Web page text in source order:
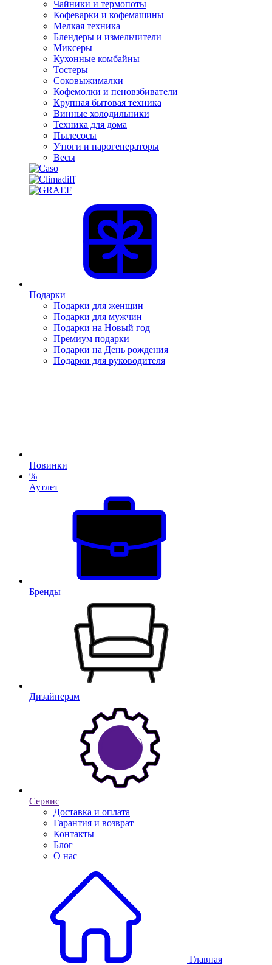
Чайники и термопоты
Кофеварки и кофемашины
Мелкая техника
Блендеры и измельчители
Миксеры
Кухонные комбайны
Тостеры
Соковыжималки
Кофемолки и пеновзбиватели
Крупная бытовая техника
Винные холодильники
Техника для дома
Пылесосы
Утюги и парогенераторы
Весы
Подарки
Подарки для женщин
Подарки для мужчин
Подарки на Новый год
Премиум подарки
Подарки на День рождения
Подарки для руководителя
Новинки
%
Аутлет
Бренды
Дизайнерам
Сервис
Доставка и оплата
Гарантия и возврат
Контакты
Блог
О нас
Главная